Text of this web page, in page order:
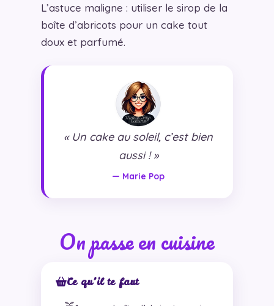
L’astuce maligne : utiliser le sirop de la
boîte d’abricots pour un cake tout
doux et parfumé.
« Un cake au soleil, c’est bien
aussi ! »
— Marie Pop
On passe en cuisine
Ce qu’il te faut